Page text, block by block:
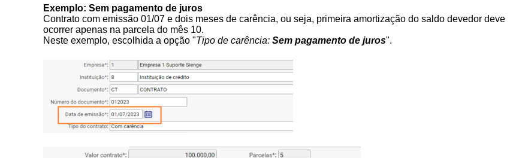
Exemplo: Sem pagamento de juros
Contrato com emissão 01/07 e dois meses de carência, ou seja, primeira amortização do saldo devedor deve
ocorrer apenas na parcela do mês 10.
Neste exemplo, escolhida a opção "Tipo de carência: Sem pagamento de juros".